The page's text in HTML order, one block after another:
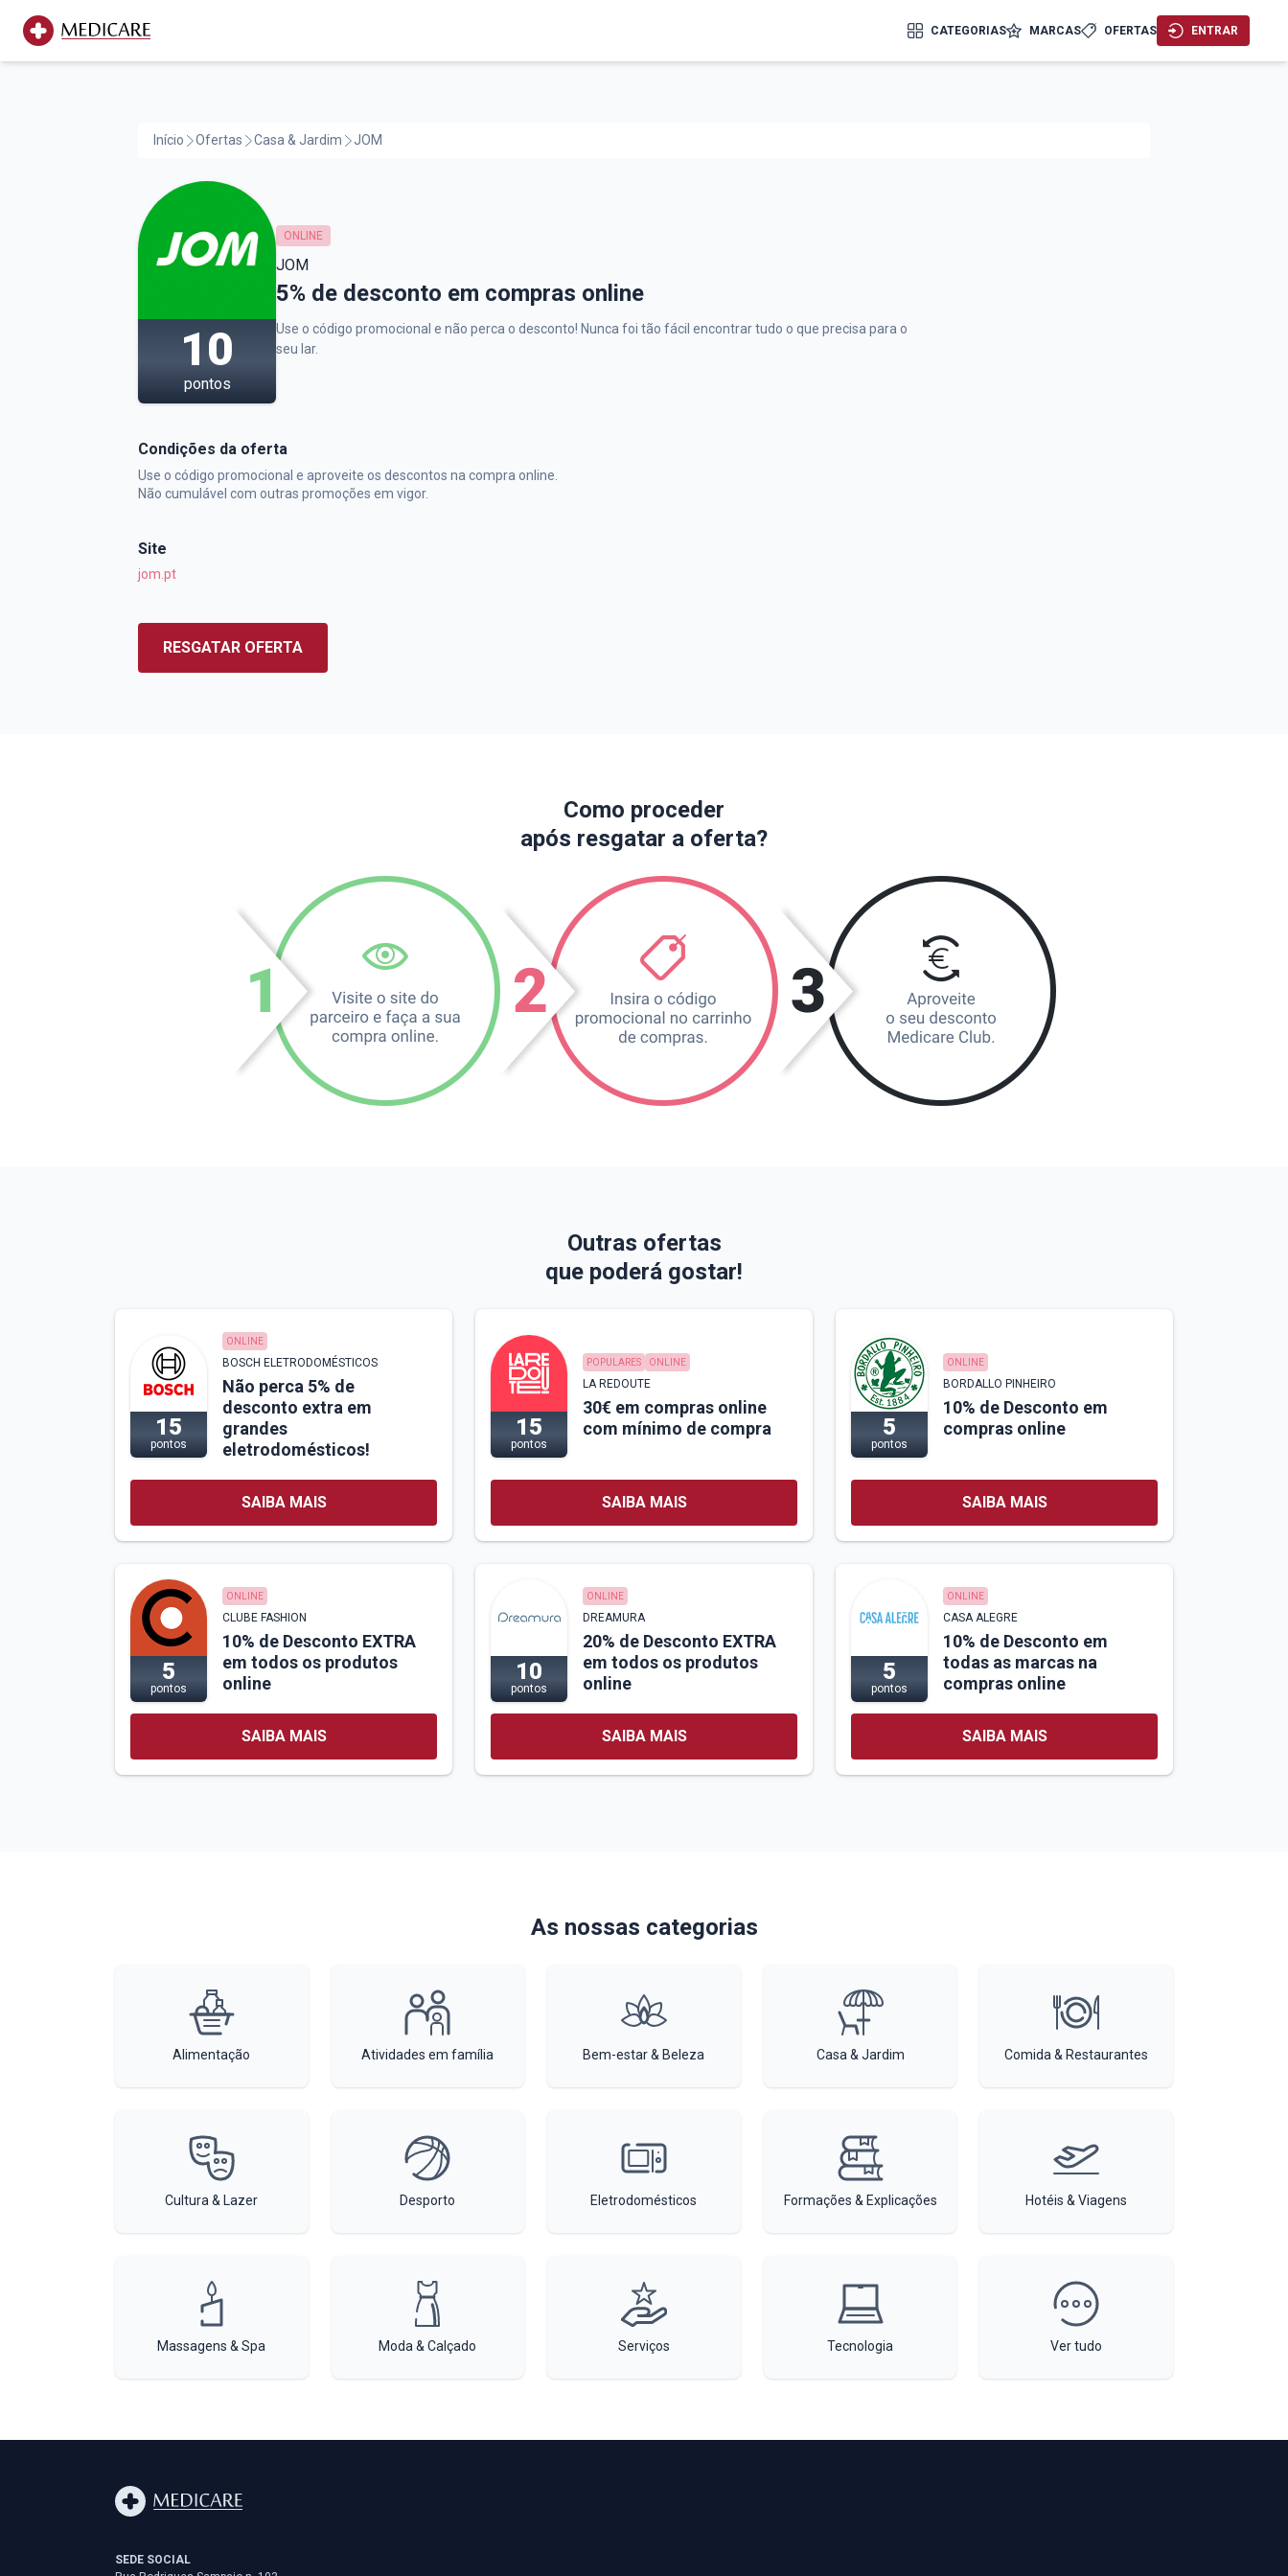
CATEGORIAS MARCAS OFERTAS ENTRAR
Início Ofertas Casa & Jardim JOM
10
pontos
ONLINE
JOM
JOM,
5% de desconto em compras online
Use o código promocional e não perca o desconto! Nunca foi tão fácil encontrar tudo o que precisa para o
seu lar.
Condições da oferta
Use o código promocional e aproveite os descontos na compra online.
Não cumulável com outras promoções em vigor.
Site
jom.pt
RESGATAR OFERTA
Como proceder
após resgatar a oferta?
Outras ofertas
que poderá gostar!
15
pontos
ONLINE
BOSCH ELETRODOMÉSTICOS
Não perca 5% de
desconto extra em
grandes
eletrodomésticos!
SAIBA MAIS
15
pontos
POPULARES ONLINE
LA REDOUTE
30€ em compras online
com mínimo de compra
SAIBA MAIS
5
pontos
ONLINE
BORDALLO PINHEIRO
10% de Desconto em
compras online
SAIBA MAIS
5
pontos
ONLINE
CLUBE FASHION
10% de Desconto EXTRA
em todos os produtos
online
SAIBA MAIS
10
pontos
ONLINE
DREAMURA
20% de Desconto EXTRA
em todos os produtos
online
SAIBA MAIS
5
pontos
ONLINE
CASA ALEGRE
10% de Desconto em
todas as marcas na
compras online
SAIBA MAIS
As nossas categorias
Alimentação Atividades em família Bem-estar & Beleza Casa & Jardim Comida & Restaurantes
Cultura & Lazer Desporto Eletrodomésticos Formações & Explicações Hotéis & Viagens
Massagens & Spa Moda & Calçado Serviços Tecnologia Ver tudo
SEDE SOCIAL